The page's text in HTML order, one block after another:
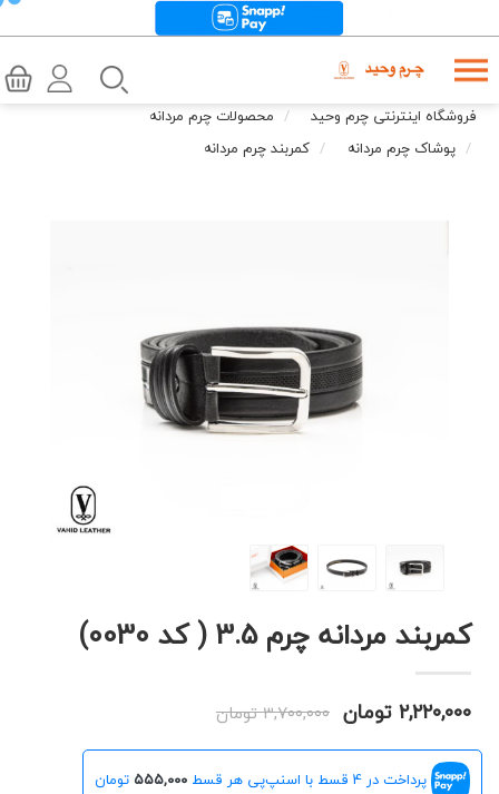
فروشگاه اینترنتی چرم وحید
محصولات چرم مردانه
پوشاک چرم مردانه
کمربند چرم مردانه
کمربند مردانه چرم 3.5 ( کد 0030)
۲,۲۲۰,۰۰۰ تومان ۳,۷۰۰,۰۰۰ تومان
پرداخت در 4 قسط با اسنپ‌پی هر قسط ۵۵۵,۰۰۰تومان